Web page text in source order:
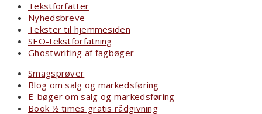
Tekstforfatter
Nyhedsbreve
Tekster til hjemmesiden
SEO-tekstforfatning
Ghostwriting af fagbøger
Smagsprøver
Blog om salg og markedsføring
E-bøger om salg og markedsføring
Book ½ times gratis rådgivning